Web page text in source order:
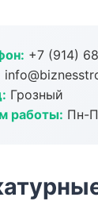
+7 (914)
Грозный
работы: Пн-